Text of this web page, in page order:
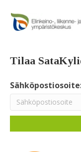
Tilaa